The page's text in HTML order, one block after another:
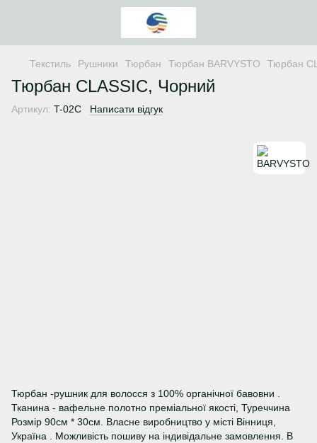
Текстиль Рушники Тюрбан Тюрбан BARVYSTO Тюрбан
Тюрбан CLASSIC, Чорний
Артикул: T-02C Написати відгук
Тюрбан -рушник для волосся з 100% органічної бавовни .
Тканина - вафельне полотно преміальної якості, Туреччина
Розмір 90см * 30см. Власне виробництво у місті Вінниця,
Україна . Можливість пошиву на індивідальне замовлення. В